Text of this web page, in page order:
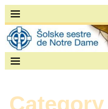
Category